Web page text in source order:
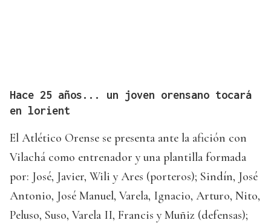
Hace 25 años... un joven orensano tocará
en lorient
El Atlético Orense se presenta ante la afición con
Vilachá como entrenador y una plantilla formada
por: José, Javier, Wili y Ares (porteros); Sindín, José
Antonio, José Manuel, Varela, Ignacio, Arturo, Nito,
Peluso, Suso, Varela II, Francis y Muñiz (defensas);